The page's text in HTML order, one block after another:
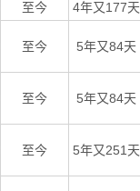
至今 4年又177天
至今 5年又84天
至今 5年又84天
至今 5年又251天